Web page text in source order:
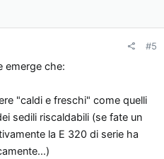
#5
emerge che:
"caldi e freschi" come quelli
sedili riscaldabili (se fate un
la E 320 di serie ha